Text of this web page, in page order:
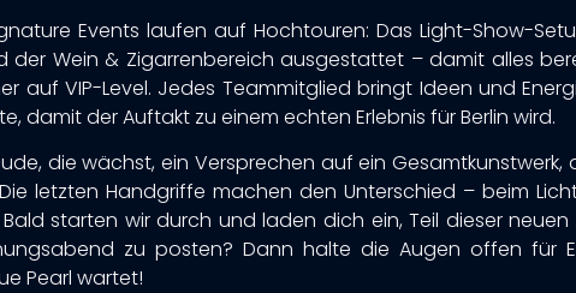
Events laufen auf Hochtouren: Das Light-Show-
der Wein & Zigarrenbereich ausgestattet – damit alles
auf VIP-Level. Jedes Teammitglied bringt Ideen und
damit der Auftakt zu einem echten Erlebnis für Berlin wird.
die wächst, ein Versprechen auf ein
letzten Handgriffe machen den Unterschied – beim
starten wir durch und laden dich ein, Teil dieser
zu posten? Dann halte die Augen offen für
Pearl wartet!